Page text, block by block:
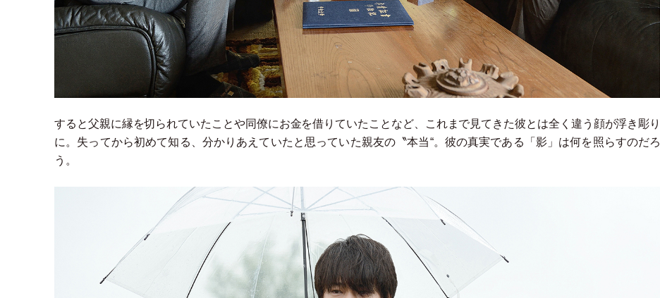
すると父親に縁を切られていたことや同僚にお金を借りていたことなど、これまで見てきた彼とは全く違う顔が浮き彫り
に。失ってから初めて知る、分かりあえていたと思っていた親友の〝本当“。彼の真実である
「 影 」 は何を照らすのだろ
う。